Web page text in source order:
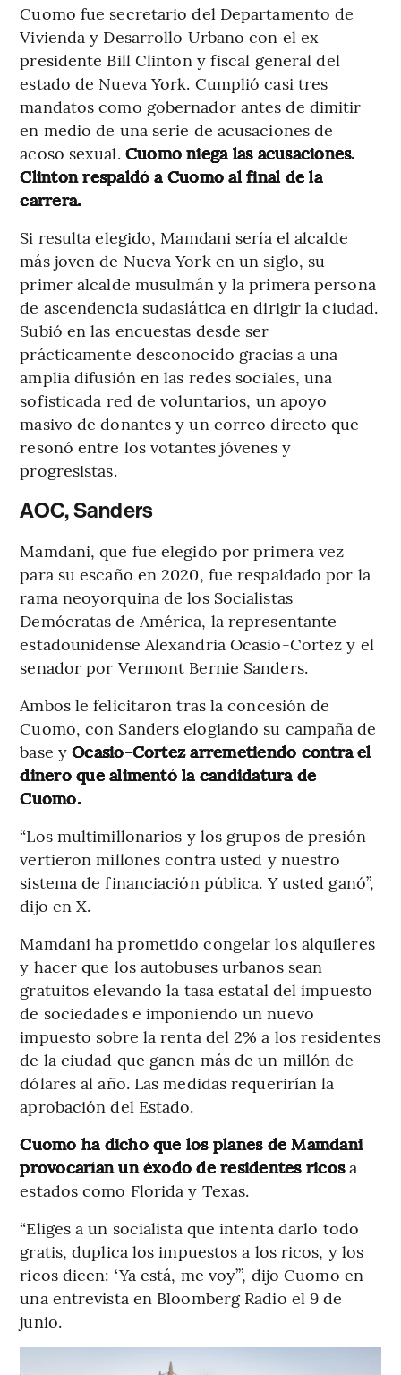
Cuomo fue secretario del Departamento de
Vivienda y Desarrollo Urbano con el ex
presidente Bill Clinton y fiscal general del
estado de Nueva York. Cumplió casi tres
mandatos como gobernador antes de dimitir
en medio de una serie de acusaciones de
acoso sexual. Cuomo niega las acusaciones.
Clinton respaldó a Cuomo al final de la
carrera.
Si resulta elegido, Mamdani sería el alcalde
más joven de Nueva York en un siglo, su
primer alcalde musulmán y la primera persona
de ascendencia sudasiática en dirigir la ciudad.
Subió en las encuestas desde ser
prácticamente desconocido gracias a una
amplia difusión en las redes sociales, una
sofisticada red de voluntarios, un apoyo
masivo de donantes y un correo directo que
resonó entre los votantes jóvenes y
progresistas.
AOC, Sanders
Mamdani, que fue elegido por primera vez
para su escaño en 2020, fue respaldado por la
rama neoyorquina de los Socialistas
Demócratas de América, la representante
estadounidense Alexandria Ocasio-Cortez y el
senador por Vermont Bernie Sanders.
Ambos le felicitaron tras la concesión de
Cuomo, con Sanders elogiando su campaña de
base yOcasio-Cortez arremetiendo contra el
dinero que alimentó la candidatura de
Cuomo.
“Los multimillonarios y los grupos de presión
vertieron millones contra usted y nuestro
sistema de financiación pública. Y usted ganó”,
dijo en X.
Mamdani ha prometido congelar los alquileres
y hacer que los autobuses urbanos sean
gratuitos elevando la tasa estatal del impuesto
de sociedades e imponiendo un nuevo
impuesto sobre la renta del 2% a los residentes
de la ciudad que ganen más de un millón de
dólares al año. Las medidas requerirían la
aprobación del Estado.
Cuomo ha dicho que los planes de Mamdani
provocarían un éxodo de residentes ricosa
estados como Florida y Texas.
“Eliges a un socialista que intenta darlo todo
gratis, duplica los impuestos a los ricos, y los
ricos dicen: ‘Ya está, me voy’”, dijo Cuomo en
una entrevista en Bloomberg Radio el 9 de
junio.